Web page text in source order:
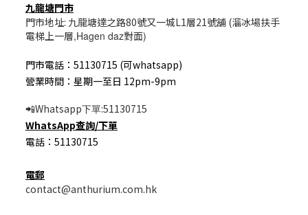
九龍塘門市
門市地址: 九龍塘達之路80號又一城L1層21號舖 (溜冰場扶手
電梯上一層,Hagen daz對面)
門市電話：51130715 (可whatsapp)
營業時間：星期一至日 12pm-9pm
📲Whatsapp下單:51130715
WhatsApp查詢/下單
電話：51130715
電郵
contact@anthurium.com.hk